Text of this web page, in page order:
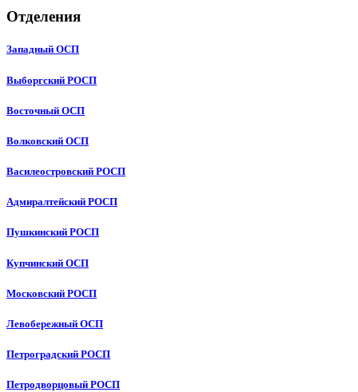
Отделения
Западный ОСП
Выборгский РОСП
Восточный ОСП
Волковский ОСП
Василеостровский РОСП
Адмиралтейский РОСП
Пушкинский РОСП
Купчинский ОСП
Московский РОСП
Левобережный ОСП
Петроградский РОСП
Петродворцовый РОСП